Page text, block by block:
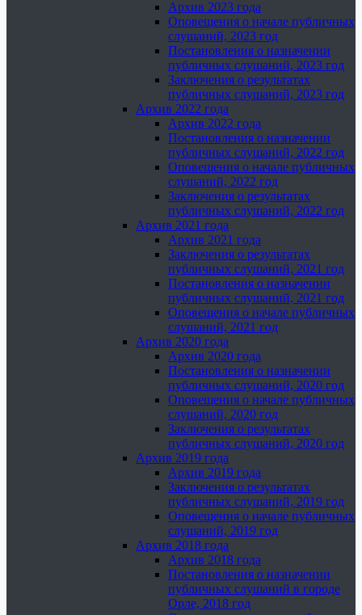
Архив 2023 года
Оповещения о начале публичных
слушаний, 2023 год
Постановления о назначении
публичных слушаний, 2023 год
Заключения о результатах
публичных слушаний, 2023 год
Архив 2022 года
Архив 2022 года
Постановления о назначении
публичных слушаний, 2022 год
Оповещения о начале публичных
слушаний, 2022 год
Заключения о результатах
публичных слушаний, 2022 год
Архив 2021 года
Архив 2021 года
Заключения о результатах
публичных слушаний, 2021 год
Постановления о назначении
публичных слушаний, 2021 год
Оповещения о начале публичных
слушаний, 2021 год
Архив 2020 года
Архив 2020 года
Постановления о назначении
публичных слушаний, 2020 год
Оповещения о начале публичных
слушаний, 2020 год
Заключения о результатах
публичных слушаний, 2020 год
Архив 2019 года
Архив 2019 года
Заключения о результатах
публичных слушаний, 2019 год
Оповещения о начале публичных
слушаний, 2019 год
Архив 2018 года
Архив 2018 года
Постановления о назначении
публичных слушаний в городе
Орле, 2018 год